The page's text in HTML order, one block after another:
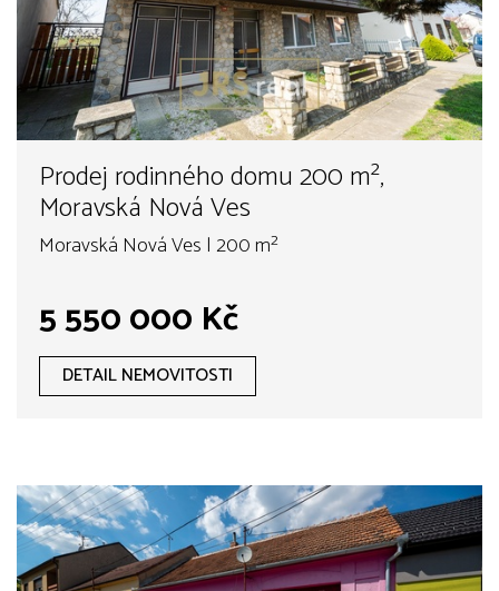
Prodej rodinného domu 200 m²,
Moravská Nová Ves
Moravská Nová Ves | 200 m²
5 550 000 Kč
DETAIL NEMOVITOSTI